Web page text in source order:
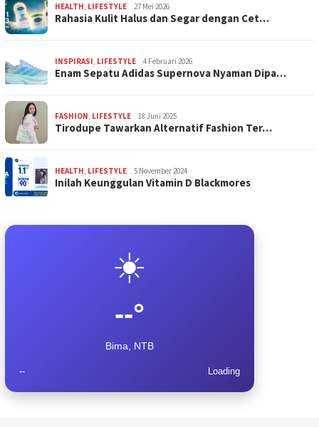
HEALTH LIFESTYLE 27 Mei 2026
Rahasia Kulit Halus dan Segar dengan Cet…
INSPIRASI LIFESTYLE 4 Februari 2026
Enam Sepatu Adidas Supernova Nyaman Dipa…
FASHION LIFESTYLE 18 Juni 2025
Tirodupe Tawarkan Alternatif Fashion Ter…
HEALTH LIFESTYLE 5 November 2024
Inilah Keunggulan Vitamin D Blackmores
☀️
--°
Bima, NTB
-- Loading